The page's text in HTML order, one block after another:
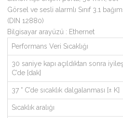
Görsel ve sesli alarmlı Sınıf 3.1
(DIN 12880)
Bilgisayar arayüzü : Ethernet
Performans Veri Sıcaklığı
30 saniye kapı açıldıktan sonra
C’de [dak]
37 ° C’de sıcaklık dalgalanması [± K]
Sıcaklık aralığı